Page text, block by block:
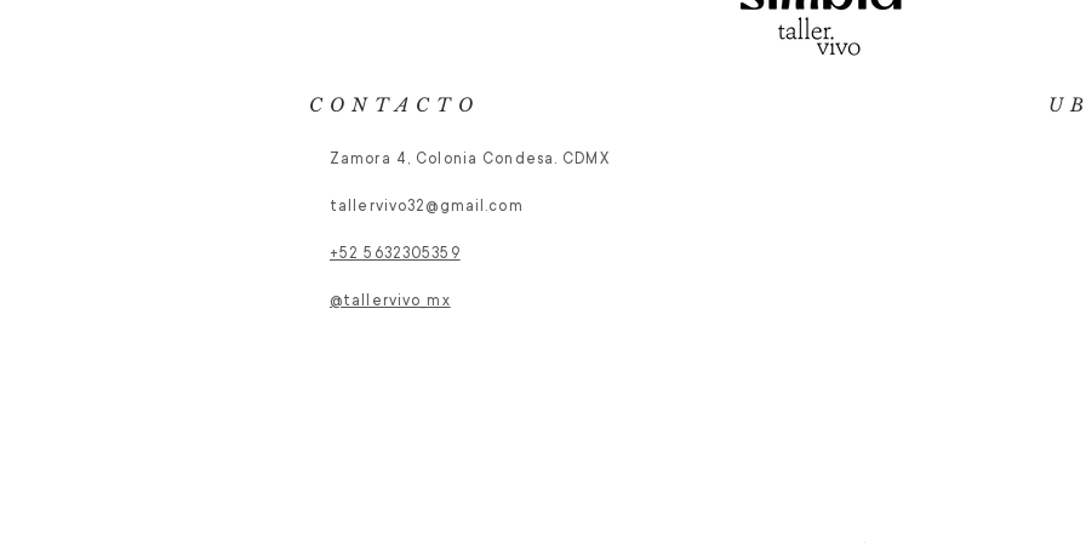
CONTACTO
Zamora 4, Colonia Condesa. CDMX
tallervivo32@gmail.com
+52 5632305359
@tallervivo_mx